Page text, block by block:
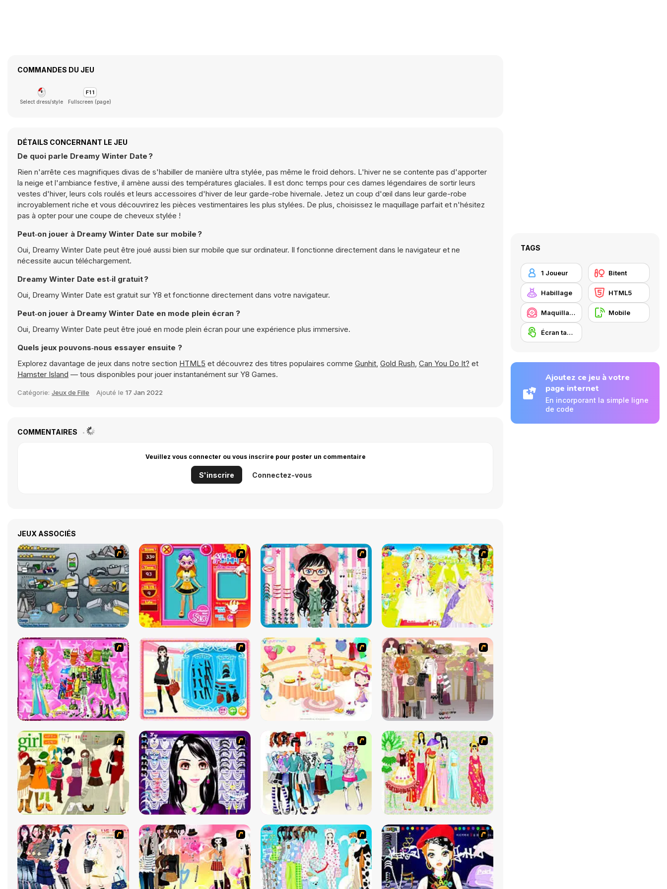
COMMANDES DU JEU
Select dress/style Fullscreen (page)
DÉTAILS CONCERNANT LE JEU
De quoi parle Dreamy Winter Date ?
Rien n'arrête ces magnifiques divas de s'habiller de manière ultra stylée, pas même le froid dehors. L'hiver ne se contente pas d'apporter
la neige et l'ambiance festive, il amène aussi des températures glaciales. Il est donc temps pour ces dames légendaires de sortir leurs
vestes d'hiver, leurs cols roulés et leurs accessoires d'hiver de leur garde-robe hivernale. Jetez un coup d'œil dans leur garde-robe
incroyablement riche et vous découvrirez les pièces vestimentaires les plus stylées. De plus, choisissez le maquillage parfait et n'hésitez
pas à opter pour une coupe de cheveux stylée !
Peut‑on jouer à Dreamy Winter Date sur mobile ?
Oui, Dreamy Winter Date peut être joué aussi bien sur mobile que sur ordinateur. Il fonctionne directement dans le navigateur et ne
nécessite aucun téléchargement.
Dreamy Winter Date est‑il gratuit ?
Oui, Dreamy Winter Date est gratuit sur Y8 et fonctionne directement dans votre navigateur.
Peut‑on jouer à Dreamy Winter Date en mode plein écran ?
Oui, Dreamy Winter Date peut être joué en mode plein écran pour une expérience plus immersive.
Quels jeux pouvons‑nous essayer ensuite ?
Explorez davantage de jeux dans notre section HTML5 et découvrez des titres populaires comme Gunhit, Gold Rush, Can You Do It? et
Hamster Island — tous disponibles pour jouer instantanément sur Y8 Games.
Catégorie: Jeux de Fille Ajouté le 17 Jan 2022
COMMENTAIRES
Veuillez vous connecter ou vous inscrire pour poster un commentaire
S'inscrire Connectez-vous
JEUX ASSOCIÉS
TAGS
1 Joueur Bitent
Habillage HTML5
Maquillage / Relooking Mobile
Écran tactile
Ajoutez ce jeu à votre
page internet
En incorporant la simple ligne
de code